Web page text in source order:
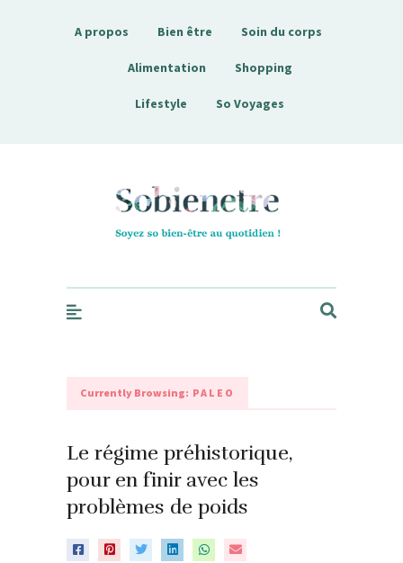
A propos Bien être Soin du corps
Alimentation Shopping
Lifestyle So Voyages
Sobienetre
Currently Browsing: PALEO
Le régime préhistorique,
pour en finir avec les
problèmes de poids